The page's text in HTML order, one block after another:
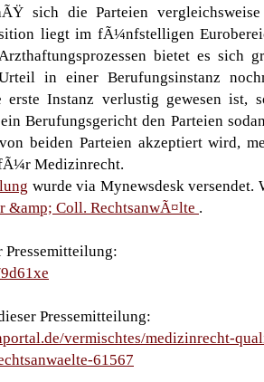
sich die Parteien
liegt im fÃ¼nfstelligen
bietet es sich
in einer Berufungsinstanz
erste Instanz verlustig gewesen ist,
Berufungsgericht den Parteien
beiden Parteien akzeptiert wird,
Medizinrecht.
wurde via Mynewsdesk versendet.
&amp; Coll. RechtsanwÃ¤lte .
Pressemitteilung:
Pressemitteilung:
vermischtes/medizinrecht-
61567